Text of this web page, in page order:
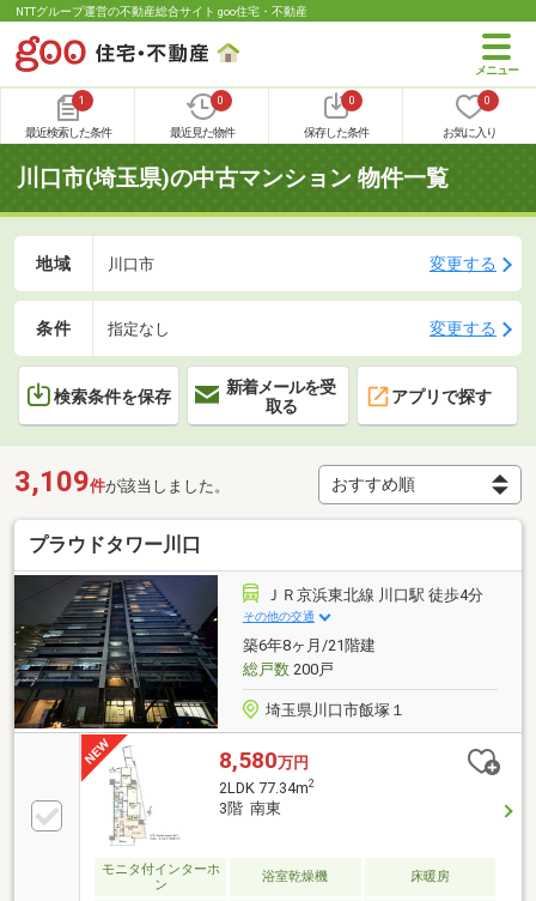
NTTグループ運営の不動産総合サイト goo住宅・不動産
1
最近検索した条件
0
最近見た物件
0
保存した条件
0
お気に入り
川口市(埼玉県)の中古マンション 物件一覧
地域 川口市 変更する
条件 指定なし 変更する
検索条件を保存
新着メールを受
取る
アプリで探す
3,109件が該当しました。
プラウドタワー川口
ＪＲ京浜東北線 川口駅 徒歩4分
その他の交通
築6年8ヶ月/21階建
総戸数200戸
埼玉県川口市飯塚１
8,580万円
2LDK 77.34m2
3階 南東
モニタ付インターホ
ン
浴室乾燥機 床暖房